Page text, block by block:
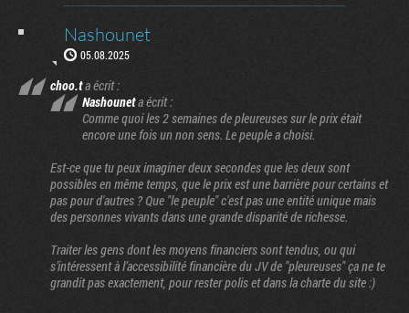
Nashounet
05.08.2025
choo.ta écrit :
Nashouneta écrit :
Comme quoi les 2 semaines de pleureuses sur le prix était
encore une fois un non sens. Le peuple a choisi.
Est-ce que tu peux imaginer deux secondes que les deux sont
possibles en même temps, que le prix est une barrière pour certains et
pas pour d'autres ? Que "le peuple" c'est pas une entité unique mais
des personnes vivants dans une grande disparité de richesse.
Traiter les gens dont les moyens financiers sont tendus, ou qui
s’intéressent à l’accessibilité financière du JV de "pleureuses" ça ne te
grandit pas exactement, pour rester polis et dans la charte du site :)